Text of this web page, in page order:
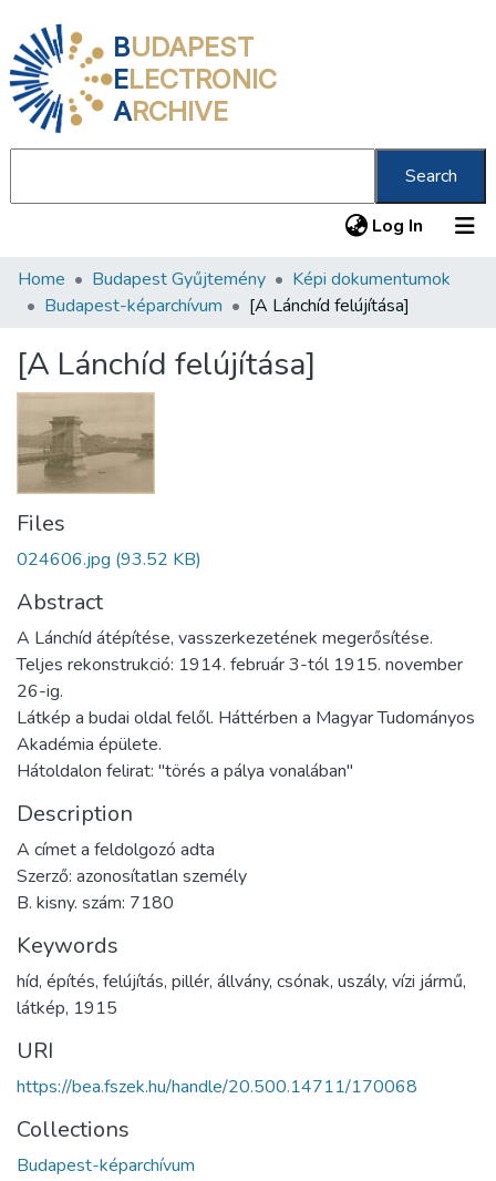
BUDAPEST
ELECTRONIC
ARCHIVE
Search
Log In (current)
Communities & Collections
Statistics
About us
Home Budapest Gyűjtemény
Képi dokumentumok
Budapest-képarchívum
[A Lánchíd felújítása]
[A Lánchíd felújítása]
Files
024606.jpg (93.52 KB)
Abstract
A Lánchíd átépítése, vasszerkezetének megerősítése.
Teljes rekonstrukció: 1914. február 3-tól 1915. november
26-ig.
Látkép a budai oldal felől. Háttérben a Magyar Tudományos
Akadémia épülete.
Hátoldalon felirat: "törés a pálya vonalában"
Description
A címet a feldolgozó adta
Szerző: azonosítatlan személy
B. kisny. szám: 7180
Keywords
híd, építés, felújítás, pillér, állvány, csónak, uszály, vízi jármű,
látkép, 1915
URI
https://bea.fszek.hu/handle/20.500.14711/170068
Collections
Budapest-képarchívum